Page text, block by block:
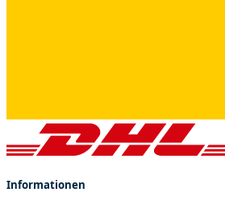
Informationen